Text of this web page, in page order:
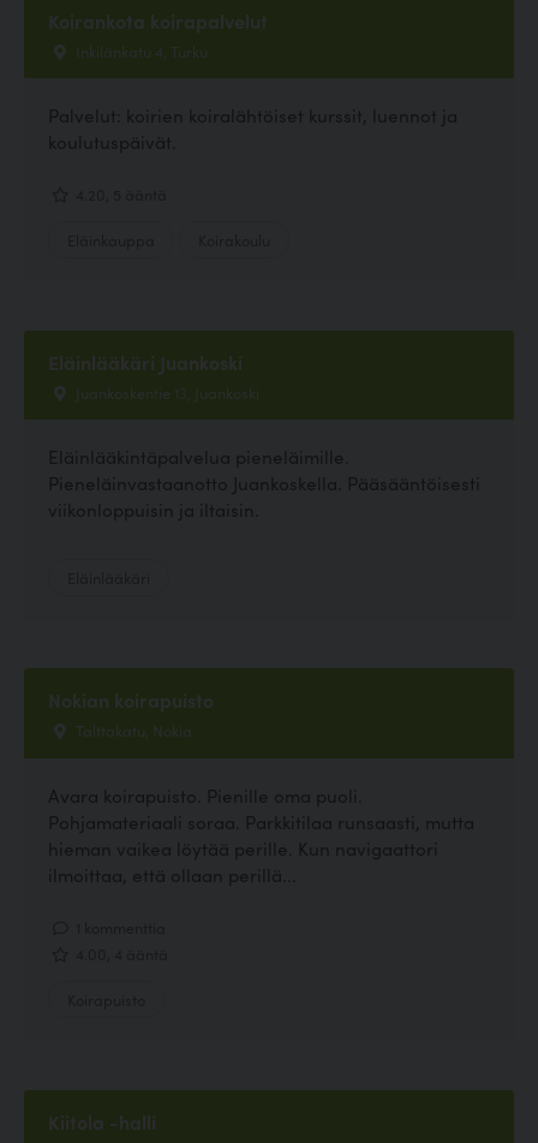
Koirankota koirapalvelut
Inkilänkatu 4, Turku
Palvelut: koirien koiralähtöiset kurssit, luennot ja
koulutuspäivät.
Eläinlääkäri Juankoski
Juankoskentie 13, Juankoski
Eläinlääkintäpalvelua pieneläimille.
Pieneläinvastaanotto Juankoskella. Pääsääntöisesti
viikonloppuisin ja iltaisin.
Nokian koirapuisto
Talttakatu, Nokia
Avara koirapuisto. Pienille oma puoli.
Pohjamateriaali soraa. Parkkitilaa runsaasti, mutta
hieman vaikea löytää perille. Kun navigaattori
ilmoittaa, että ollaan perillä...
Kiitola -halli